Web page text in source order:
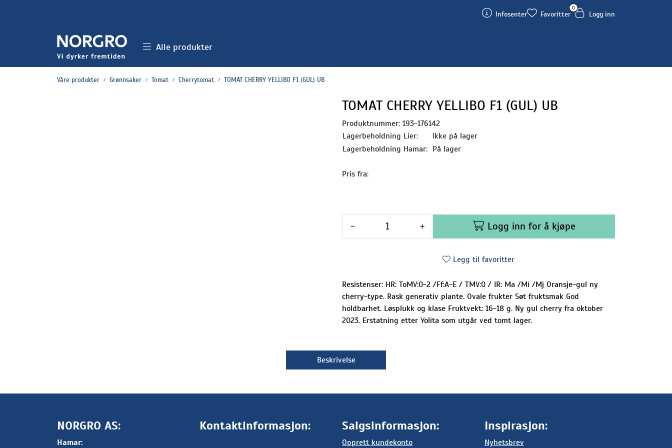
Infosenter
0
Favoritter Logg inn
Alle produkter
Våre produkter Grønnsaker Tomat Cherrytomat TOMAT CHERRY YELLIBO F1 (GUL) UB
TOMAT CHERRY YELLIBO F1 (GUL) UB
Produktnummer: 193-176142
Lagerbeholdning Lier:
Ikke på lager
Lagerbeholdning Hamar: På lager
Pris fra:
- + Logg inn for å kjøpe
Legg til favoritter
Resistenser: HR: ToMV:0-2 /Ff:A-E / TMV:0 / IR: Ma /Mi /Mj Oransje-gul ny
cherry-type. Rask generativ plante. Ovale frukter Søt fruktsmak God
holdbarhet. Løsplukk og klase Fruktvekt: 16-18 g. Ny gul cherry fra oktober
2023. Erstatning etter Yolita som utgår ved tomt lager.
Beskrivelse
NORGRO AS:
Hamar:
Kontaktinformasjon: Salgsinformasjon:
Opprett kundekonto
Inspirasjon:
Nyhetsbrev